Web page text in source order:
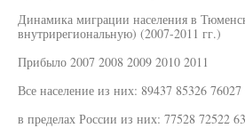
Динамика миграции населения в
внутрирегиональную) (2007-2011 гг.)
Прибыло 2007 2008 2009 2010 2011
Все население из них: 89437 85326
в пределах России из них: 77528 72522